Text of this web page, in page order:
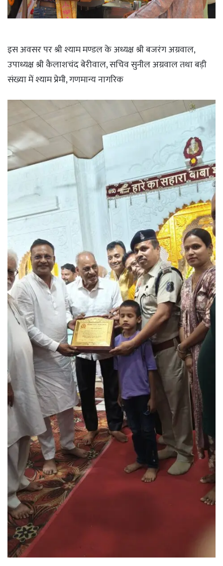
इस अवसर पर श्री श्याम मण्डल के अध्यक्ष श्री बजरंग अग्रवाल,
उपाध्यक्ष श्री कैलाशचंद बेरीवाल, सचिव सुनील अग्रवाल तथा बड़ी
संख्या में श्याम प्रेमी, गणमान्य नागरिक